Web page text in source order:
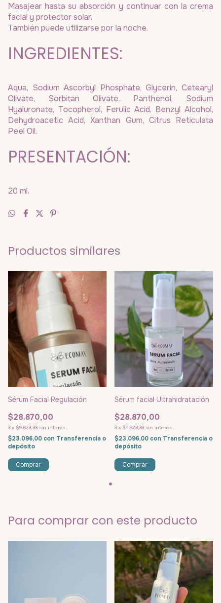
Masajear hasta su absorción y continuar con la crema
facial y protector solar.
También puede utilizarse por la noche.
INGREDIENTES:
Aqua, Sodium Ascorbyl Phosphate, Glycerin, Cetearyl
Olivate, Sorbitan Olivate, Panthenol, Sodium
Hyaluronate, Tocopherol, Ferulic Acid, Benzyl Alcohol,
Dehydroacetic Acid, Xanthan Gum, Citrus Reticulata
Peel Oil.
PRESENTACIÓN:
20 ml.
Productos similares
Sérum Facial Regulación
$28.870,00
3 x $9.623,33 sin interés
$23.096,00 con Transferencia o
depósito
Sérum facial Ultrahidratación
$28.870,00
3 x $9.623,33 sin interés
$23.096,00 con Transferencia o
depósito
Para comprar con este producto